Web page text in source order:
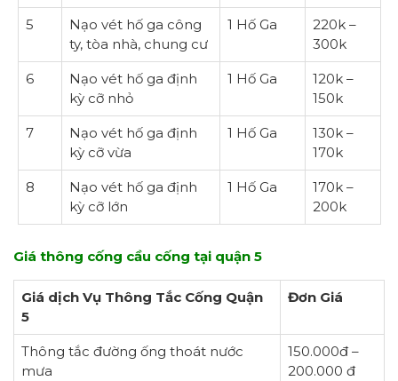
5
Nạo vét hố ga công
ty, tòa nhà, chung cư
1 Hố Ga
220k –
300k
6
Nạo vét hố ga định
kỳ cỡ nhỏ
1 Hố Ga
120k –
150k
7
Nạo vét hố ga định
kỳ cỡ vừa
1 Hố Ga
130k –
170k
8
Nạo vét hố ga định
kỳ cỡ lớn
1 Hố Ga
170k –
200k
Giá thông cống cầu cống tại quận 5
Giá dịch Vụ Thông Tắc Cống Quận
5
Đơn Giá
Thông tắc đường ống thoát nước
mưa
150.000đ –
200.000 đ